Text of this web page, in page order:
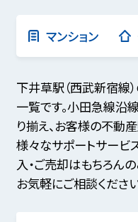
マンション
下井草駅（西武新宿
一覧です。小田急線沿
り揃え、お客様の不動
様々なサポートサービ
入・ご売却はもちろん
お気軽にご相談ください